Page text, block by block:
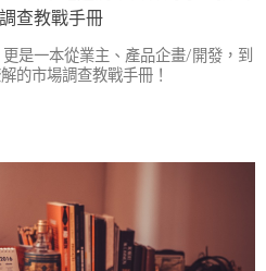
查教戰手冊
是一本從業主、產品企畫/開發，到
的市場調查教戰手冊！